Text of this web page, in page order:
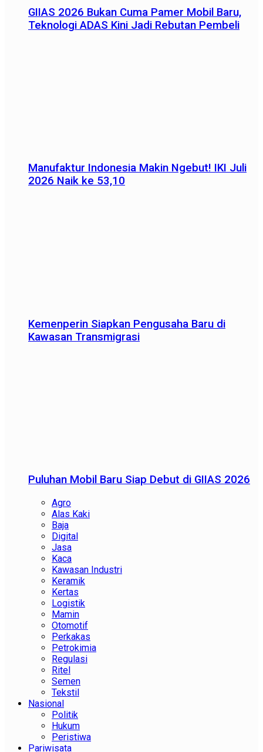
GIIAS 2026 Bukan Cuma Pamer Mobil Baru,
Teknologi ADAS Kini Jadi Rebutan Pembeli
Manufaktur Indonesia Makin Ngebut! IKI Juli
2026 Naik ke 53,10
Kemenperin Siapkan Pengusaha Baru di
Kawasan Transmigrasi
Puluhan Mobil Baru Siap Debut di GIIAS 2026
Agro
Alas Kaki
Baja
Digital
Jasa
Kaca
Kawasan Industri
Keramik
Kertas
Logistik
Mamin
Otomotif
Perkakas
Petrokimia
Regulasi
Ritel
Semen
Tekstil
Nasional
Politik
Hukum
Peristiwa
Pariwisata